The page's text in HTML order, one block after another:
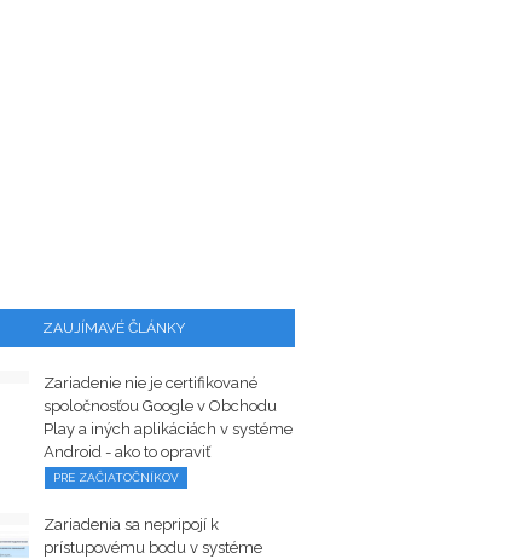
ZAUJÍMAVÉ ČLÁNKY
Zariadenie nie je certifikované
spoločnosťou Google v Obchodu
Play a iných aplikáciách v systéme
Android - ako to opraviť
PRE ZAČIATOČNÍKOV
Zariadenia sa nepripojí k
prístupovému bodu v systéme